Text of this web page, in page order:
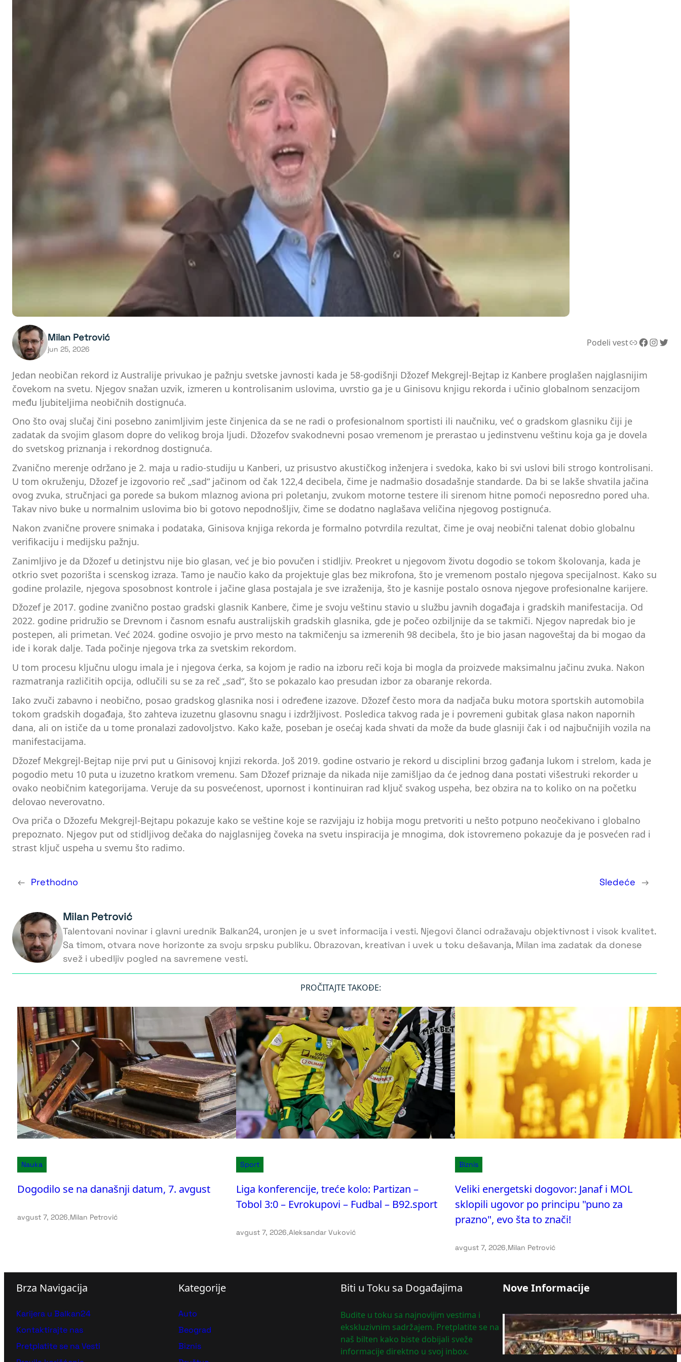
Milan Petrović
jun 25, 2026
Podeli vestLink Facebook InstagramTwitter
Jedan neobičan rekord iz Australije privukao je pažnju svetske javnosti kada je 58-godišnji Džozef Mekgrejl-Bejtap iz Kanbere proglašen najglasnijim
čovekom na svetu. Njegov snažan uzvik, izmeren u kontrolisanim uslovima, uvrstio ga je u Ginisovu knjigu rekorda i učinio globalnom senzacijom
među ljubiteljima neobičnih dostignuća.
Ono što ovaj slučaj čini posebno zanimljivim jeste činjenica da se ne radi o profesionalnom sportisti ili naučniku, već o gradskom glasniku čiji je
zadatak da svojim glasom dopre do velikog broja ljudi. Džozefov svakodnevni posao vremenom je prerastao u jedinstvenu veštinu koja ga je dovela
do svetskog priznanja i rekordnog dostignuća.
Zvanično merenje održano je 2. maja u radio-studiju u Kanberi, uz prisustvo akustičkog inženjera i svedoka, kako bi svi uslovi bili strogo kontrolisani.
U tom okruženju, Džozef je izgovorio reč „sad“ jačinom od čak 122,4 decibela, čime je nadmašio dosadašnje standarde. Da bi se lakše shvatila jačina
ovog zvuka, stručnjaci ga porede sa bukom mlaznog aviona pri poletanju, zvukom motorne testere ili sirenom hitne pomoći neposredno pored uha.
Takav nivo buke u normalnim uslovima bio bi gotovo nepodnošljiv, čime se dodatno naglašava veličina njegovog postignuća.
Nakon zvanične provere snimaka i podataka, Ginisova knjiga rekorda je formalno potvrdila rezultat, čime je ovaj neobični talenat dobio globalnu
verifikaciju i medijsku pažnju.
Zanimljivo je da Džozef u detinjstvu nije bio glasan, već je bio povučen i stidljiv. Preokret u njegovom životu dogodio se tokom školovanja, kada je
otkrio svet pozorišta i scenskog izraza. Tamo je naučio kako da projektuje glas bez mikrofona, što je vremenom postalo njegova specijalnost. Kako su
godine prolazile, njegova sposobnost kontrole i jačine glasa postajala je sve izraženija, što je kasnije postalo osnova njegove profesionalne karijere.
Džozef je 2017. godine zvanično postao gradski glasnik Kanbere, čime je svoju veštinu stavio u službu javnih događaja i gradskih manifestacija. Od
2022. godine pridružio se Drevnom i časnom esnafu australijskih gradskih glasnika, gde je počeo ozbiljnije da se takmiči. Njegov napredak bio je
postepen, ali primetan. Već 2024. godine osvojio je prvo mesto na takmičenju sa izmerenih 98 decibela, što je bio jasan nagoveštaj da bi mogao da
ide i korak dalje. Tada počinje njegova trka za svetskim rekordom.
U tom procesu ključnu ulogu imala je i njegova ćerka, sa kojom je radio na izboru reči koja bi mogla da proizvede maksimalnu jačinu zvuka. Nakon
razmatranja različitih opcija, odlučili su se za reč „sad“, što se pokazalo kao presudan izbor za obaranje rekorda.
Iako zvuči zabavno i neobično, posao gradskog glasnika nosi i određene izazove. Džozef često mora da nadjača buku motora sportskih automobila
tokom gradskih događaja, što zahteva izuzetnu glasovnu snagu i izdržljivost. Posledica takvog rada je i povremeni gubitak glasa nakon napornih
dana, ali on ističe da u tome pronalazi zadovoljstvo. Kako kaže, poseban je osećaj kada shvati da može da bude glasniji čak i od najbučnijih vozila na
manifestacijama.
Džozef Mekgrejl-Bejtap nije prvi put u Ginisovoj knjizi rekorda. Još 2019. godine ostvario je rekord u disciplini brzog gađanja lukom i strelom, kada je
pogodio metu 10 puta u izuzetno kratkom vremenu. Sam Džozef priznaje da nikada nije zamišljao da će jednog dana postati višestruki rekorder u
ovako neobičnim kategorijama. Veruje da su posvećenost, upornost i kontinuiran rad ključ svakog uspeha, bez obzira na to koliko on na početku
delovao neverovatno.
Ova priča o Džozefu Mekgrejl-Bejtapu pokazuje kako se veštine koje se razvijaju iz hobija mogu pretvoriti u nešto potpuno neočekivano i globalno
prepoznato. Njegov put od stidljivog dečaka do najglasnijeg čoveka na svetu inspiracija je mnogima, dok istovremeno pokazuje da je posvećen rad i
strast ključ uspeha u svemu što radimo.
← Prethodno Sledeće →
Milan Petrović
Talentovani novinar i glavni urednik Balkan24, uronjen je u svet informacija i vesti. Njegovi članci odražavaju objektivnost i visok kvalitet.
Sa timom, otvara nove horizonte za svoju srpsku publiku. Obrazovan, kreativan i uvek u toku dešavanja, Milan ima zadatak da donese
svež i ubedljiv pogled na savremene vesti.
PROČITAJTE TAKOĐE:
Nauka
Dogodilo se na današnji datum, 7. avgust
avgust 7, 2026.Milan Petrović
Sport
Liga konferencije, treće kolo: Partizan –
Tobol 3:0 – Evrokupovi – Fudbal – B92.sport
avgust 7, 2026.Aleksandar Vuković
Biznis
Veliki energetski dogovor: Janaf i MOL
sklopili ugovor po principu "puno za
prazno", evo šta to znači!
avgust 7, 2026.Milan Petrović
Brza Navigacija
Karijera u Balkan24
Kontaktirajte nas
Pretplatite se na Vesti
Kategorije
Auto
Beograd
Biznis
Biti u Toku sa Događajima
Budite u toku sa najnovijim vestima i
ekskluzivnim sadržajem. Pretplatite se na
naš bilten kako biste dobijali sveže
informacije direktno u svoj inbox.
Nove Informacije
Projekat za Stari železnički
most
avgust 7, 2026